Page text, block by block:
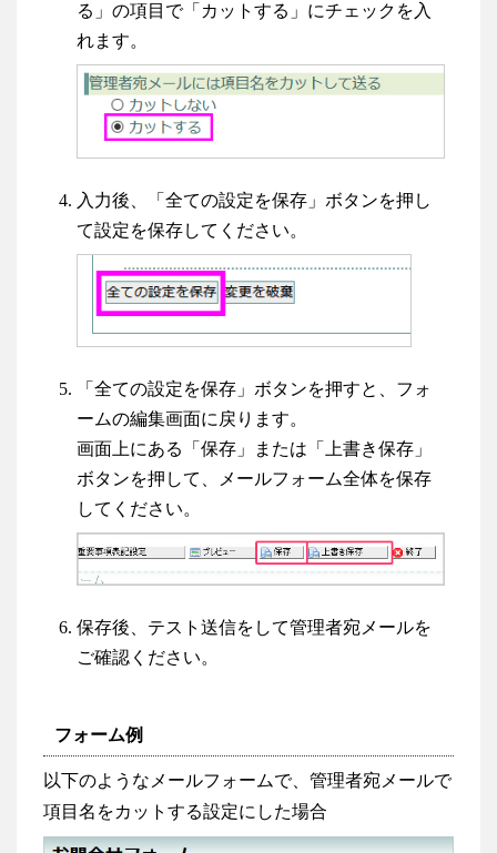
る」の項目で「カットする」にチェックを入
れます。
入力後、「全ての設定を保存」ボタンを押し
て設定を保存してください。
「全ての設定を保存」ボタンを押すと、フォ
ームの編集画面に戻ります。
画面上にある「保存」または「上書き保存」
ボタンを押して、メールフォーム全体を保存
してください。
保存後、テスト送信をして管理者宛メールを
ご確認ください。
フォーム例
以下のようなメールフォームで、管理者宛メールで
項目名をカットする設定にした場合